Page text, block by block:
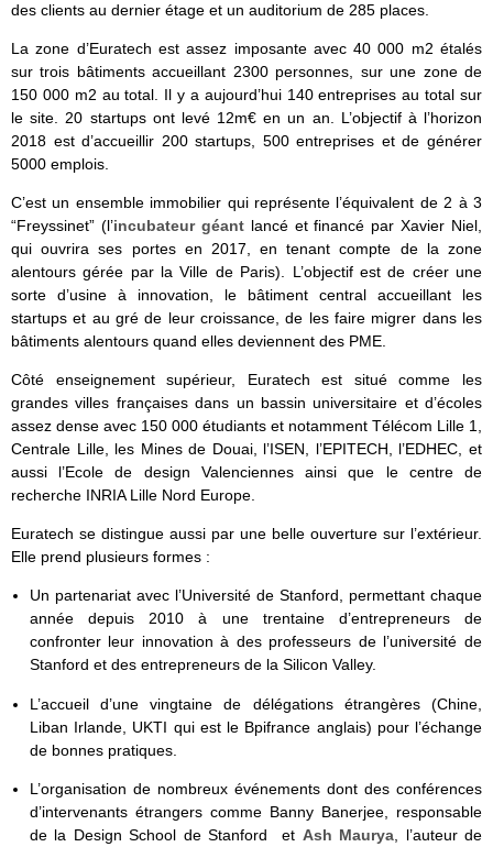
des clients au dernier étage et un auditorium de 285 places.
La zone d’Euratech est assez imposante avec 40 000 m2 étalés
sur trois bâtiments accueillant 2300 personnes, sur une zone de
150 000 m2 au total. Il y a aujourd’hui 140 entreprises au total sur
le site. 20 startups ont levé 12m€ en un an. L’objectif à l’horizon
2018 est d’accueillir 200 startups, 500 entreprises et de générer
5000 emplois.
C’est un ensemble immobilier qui représente l’équivalent de 2 à 3
“Freyssinet” (l’incubateur géantlancé et financé par Xavier Niel,
qui ouvrira ses portes en 2017, en tenant compte de la zone
alentours gérée par la Ville de Paris). L’objectif est de créer une
sorte d’usine à innovation, le bâtiment central accueillant les
startups et au gré de leur croissance, de les faire migrer dans les
bâtiments alentours quand elles deviennent des PME.
Côté enseignement supérieur, Euratech est situé comme les
grandes villes françaises dans un bassin universitaire et d’écoles
assez dense avec 150 000 étudiants et notamment Télécom Lille 1,
Centrale Lille, les Mines de Douai, l’ISEN, l’EPITECH, l’EDHEC, et
aussi l’Ecole de design Valenciennes ainsi que le centre de
recherche INRIA Lille Nord Europe.
Euratech se distingue aussi par une belle ouverture sur l’extérieur.
Elle prend plusieurs formes :
Un partenariat avec l’Université de Stanford, permettant chaque
année depuis 2010 à une trentaine d’entrepreneurs de
confronter leur innovation à des professeurs de l’université de
Stanford et des entrepreneurs de la Silicon Valley.
L’accueil d’une vingtaine de délégations étrangères (Chine,
Liban Irlande, UKTI qui est le Bpifrance anglais) pour l’échange
de bonnes pratiques.
L’organisation de nombreux événements dont des conférences
d’intervenants étrangers comme Banny Banerjee, responsable
de la Design School de Stanford et Ash Maurya , l’auteur de